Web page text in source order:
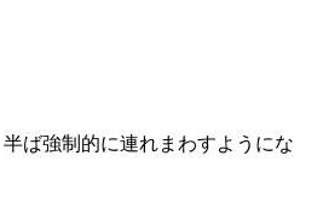
ば強制的に連れまわすようにな